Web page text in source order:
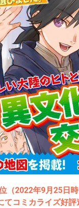
（2022年9月25日
コミカライズ好評